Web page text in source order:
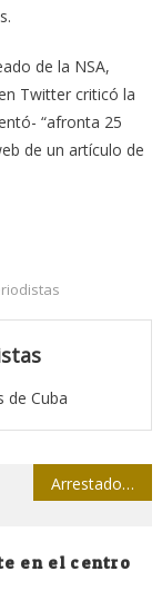
de la NSA,
Twitter criticó la
“afronta 25
de un artículo de
de Cuba
Arrestado sujeto que derribó estatua en centro histórico de Camagüey
en el centro